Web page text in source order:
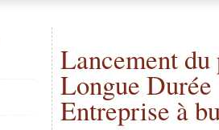
Lancement
Longue Durée
Entreprise à